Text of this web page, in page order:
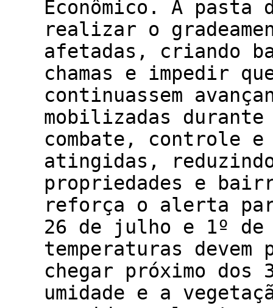
Econômico. A
realizar o
afetadas, criando
chamas e impedir
continuassem
mobilizadas durante
combate, controle e
atingidas,
propriedades e
reforça o alerta
26 de julho e 1º de
temperaturas devem
chegar próximo
umidade e a